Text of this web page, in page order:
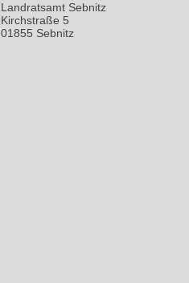
Landratsamt Sebnitz
Kirchstraße 5
01855 Sebnitz